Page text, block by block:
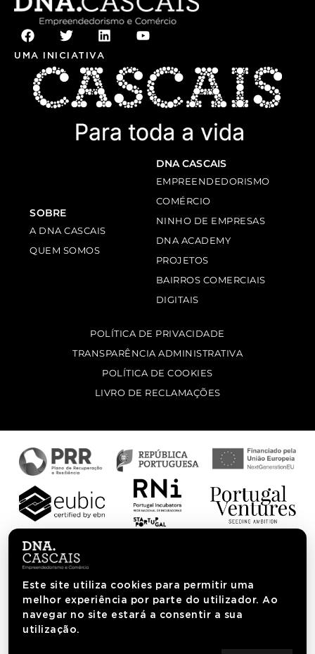
UMA INICIATIVA
SOBRE
A DNA CASCAIS
QUEM SOMOS
DNA CASCAIS
EMPREENDEDORISMO
COMÉRCIO
NINHO DE EMPRESAS
DNA ACADEMY
PROJETOS
BAIRROS COMERCIAIS
DIGITAIS
POLÍTICA DE PRIVACIDADE
TRANSPARÊNCIA ADMINISTRATIVA
POLÍTICA DE COOKIES
LIVRO DE RECLAMAÇÕES
Este site utiliza cookies para permitir uma
melhor experiência por parte do utilizador. Ao
navegar no site estará a consentir a sua
utilização.